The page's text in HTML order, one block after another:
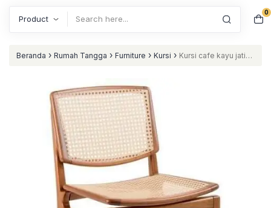
0
Beranda › Rumah Tangga › Furniture › Kursi › Kursi cafe kayu jati